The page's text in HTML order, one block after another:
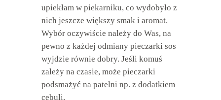
upiekłam w piekarniku, co wydobyło z
nich jeszcze większy smak i aromat.
Wybór oczywiście należy do Was, na
pewno z każdej odmiany pieczarki sos
wyjdzie równie dobry. Jeśli komuś
zależy na czasie, może pieczarki
podsmażyć na patelni np. z dodatkiem
cebuli.